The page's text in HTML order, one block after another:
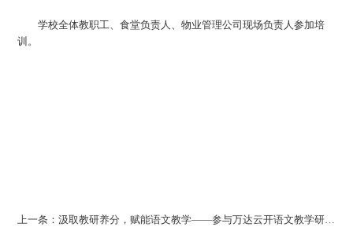
学校全体教职工、食堂负责人、物业管理公司现场负责人参加培
训。
上一条：汲取教研养分，赋能语文教学——参与万达云开语文教学研讨会并开展校内分享